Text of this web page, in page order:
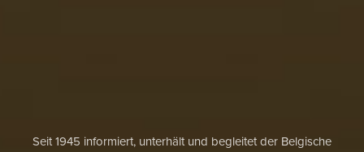
Seit 1945 informiert, unterhält und begleitet der Belgische